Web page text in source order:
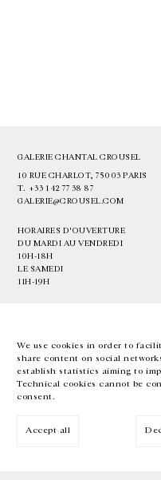
We use cookies in order to
share content on social
establish statistics aiming to
Technical cookies cannot be
consent.
Accept all
GALERIE CHANTAL CROUSEL
10 RUE CHARLOT, 75003 PARIS
T. +33 1 42 77 38 87
GALERIE@CROUSEL.COM
HORAIRES D'OUVERTURE
DU MARDI AU VENDREDI
10H-18H
LE SAMEDI
11H-19H
EN FR 中文 Facebook
Inscrivez-vous à notre newsletter